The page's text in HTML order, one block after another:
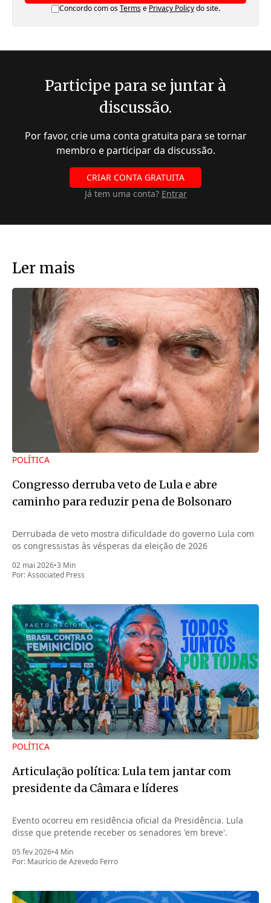
Concordo com osTermse Privacy Policydo site.
Participe para se juntar à
discussão.
Por favor, crie uma conta gratuita para se tornar
membro e participar da discussão.
CRIAR CONTA GRATUITA
Já tem uma conta? Entrar
Ler mais
POLÍTICA
Congresso derruba veto de Lula e abre
caminho para reduzir pena de Bolsonaro
Derrubada de veto mostra dificuldade do governo Lula com
os congressistas às vésperas da eleição de 2026
02 mai 2026•3 Min
Por:Associated Press
POLÍTICA
Articulação política: Lula tem jantar com
presidente da Câmara e líderes
Evento ocorreu em residência oficial da Presidência. Lula
disse que pretende receber os senadores 'em breve'.
05 fev 2026•4 Min
Por: Maurício de Azevedo Ferro